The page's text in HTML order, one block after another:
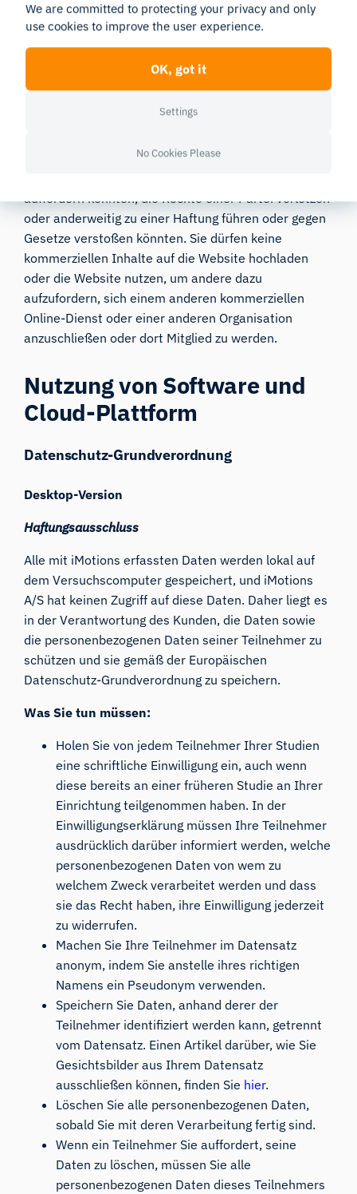
oder Vertreter von iMotions oder anderen
lizenzierten Unternehmen sowie anderer Mitglieder
keine Inhalte auf die Website hochladen, verbreiten
die verleumderisch, diffamierend, obszön, bedrohlich,
verletzend, beleidigend, illegal oder anderweitig
auffordern könnten, die Rechte einer Partei verletzen
oder anderweitig zu einer Haftung führen oder gegen
Gesetze verstoßen könnten. Sie dürfen keine
kommerziellen Inhalte auf die Website hochladen
oder die Website nutzen, um andere dazu
aufzufordern, sich einem anderen kommerziellen
Online-Dienst oder einer anderen Organisation
anzuschließen oder dort Mitglied zu werden.
Nutzung von Software und
Cloud-Plattform
Datenschutz-Grundverordnung
Desktop-Version
Haftungsausschluss
Alle mit iMotions erfassten Daten werden lokal auf
dem Versuchscomputer gespeichert, und iMotions
A/S hat keinen Zugriff auf diese Daten. Daher liegt es
in der Verantwortung des Kunden, die Daten sowie
die personenbezogenen Daten seiner Teilnehmer zu
schützen und sie gemäß der Europäischen
Datenschutz-Grundverordnung zu speichern.
Was Sie tun müssen:
Holen Sie von jedem Teilnehmer Ihrer Studien
eine schriftliche Einwilligung ein, auch wenn
diese bereits an einer früheren Studie an Ihrer
Einrichtung teilgenommen haben. In der
Einwilligungserklärung müssen Ihre Teilnehmer
ausdrücklich darüber informiert werden, welche
personenbezogenen Daten von wem zu
welchem Zweck verarbeitet werden und dass
sie das Recht haben, ihre Einwilligung jederzeit
zu widerrufen.
Machen Sie Ihre Teilnehmer im Datensatz
anonym, indem Sie anstelle ihres richtigen
Namens ein Pseudonym verwenden.
Speichern Sie Daten, anhand derer der
Teilnehmer identifiziert werden kann, getrennt
vom Datensatz. Einen Artikel darüber, wie Sie
Gesichtsbilder aus Ihrem Datensatz
ausschließen können, finden Sie hier.
Löschen Sie alle personenbezogenen Daten,
sobald Sie mit deren Verarbeitung fertig sind.
Wenn ein Teilnehmer Sie auffordert, seine
Daten zu löschen, müssen Sie alle
personenbezogenen Daten dieses Teilnehmers
We are committed to protecting your privacy and only
use cookies to improve the user experience.
OK, got it
Settings
No Cookies Please